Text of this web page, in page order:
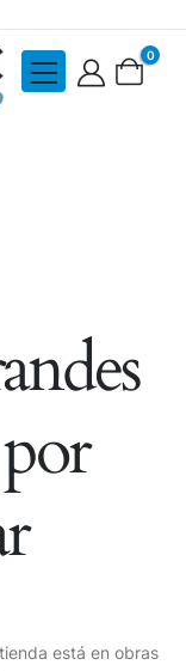
0
está en obras